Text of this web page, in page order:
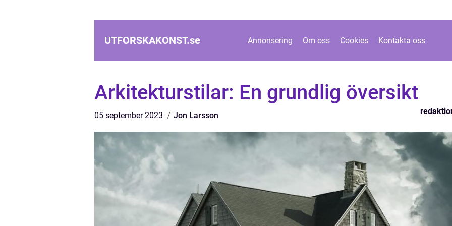
UTFORSKAKONST.se Annonsering Om oss Cookies Kontakta oss
Arkitekturstilar: En grundlig översikt
05 september 2023 Jon Larsson